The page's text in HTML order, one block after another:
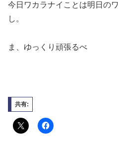
今日ワカラナイことは明日の
し。
ま、ゆっくり頑張るべ
共有: